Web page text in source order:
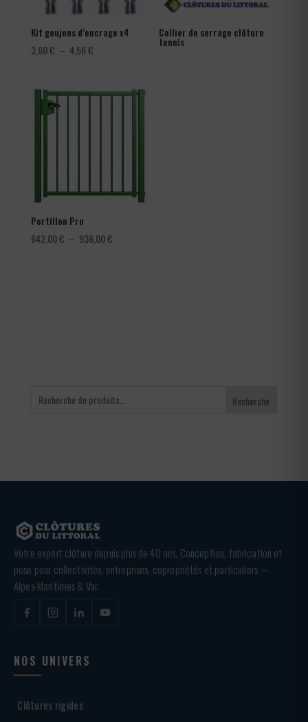
Kit goujons d’encrage x4
3,60€ – 4,56€Plage
3,60 €
Collier de serrage clôture
tennis
Portillon Pro
642,00€ – 936,00€Plage
Recherche
Votre expert clôture depuis plus de 40 ans. Conception, fabrication et
pose pour collectivités, entreprises, copropriétés et particuliers —
Alpes-Maritimes & Var.
NOS UNIVERS
Clôtures rigides